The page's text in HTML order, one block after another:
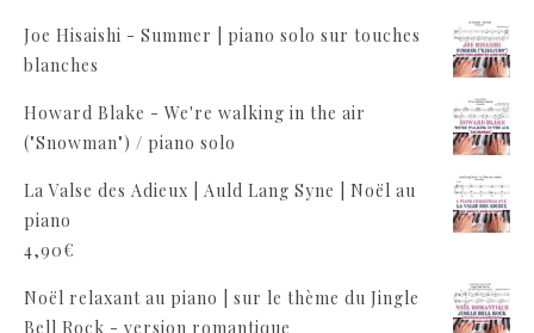
Joe Hisaishi - Summer | piano solo sur touches
blanches
Howard Blake - We're walking in the air
("Snowman") / piano solo
La Valse des Adieux | Auld Lang Syne | Noël au
piano
4,90€
Noël relaxant au piano | sur le thème du Jingle
Bell Rock - version romantique